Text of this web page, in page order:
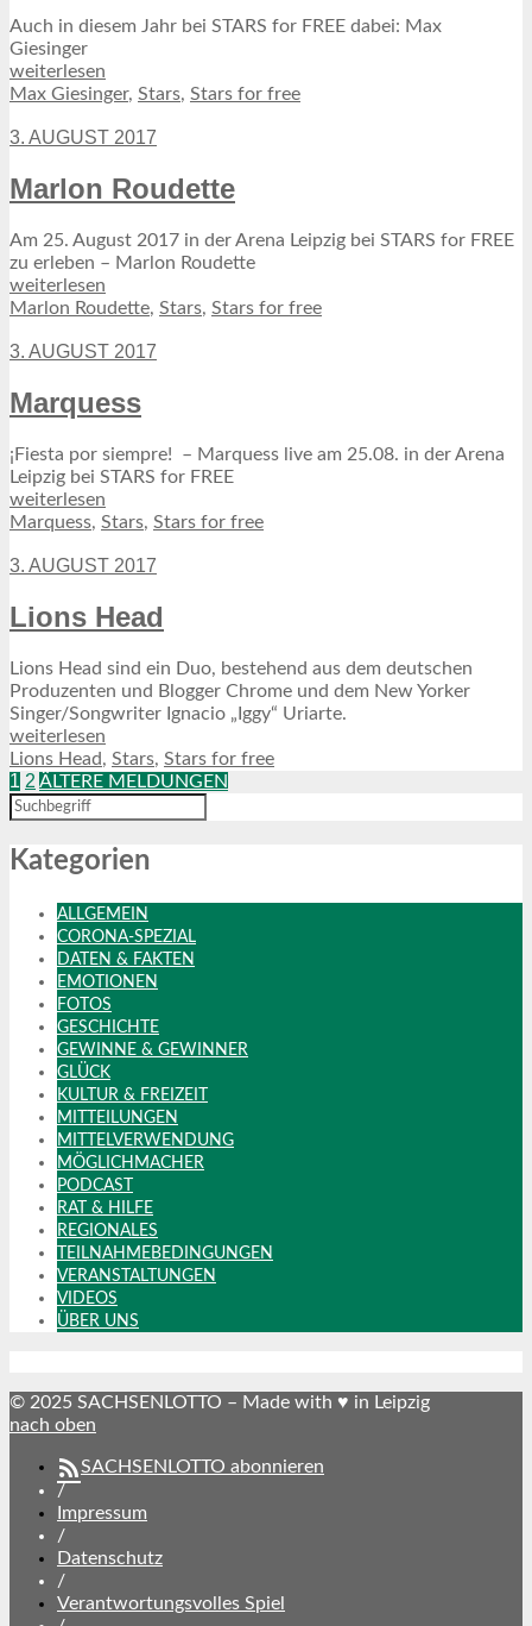
Auch in diesem Jahr bei STARS for FREE dabei: Max
Giesinger
weiterlesen
Max Giesinger, Stars, Stars for free
3. AUGUST 2017
Marlon Roudette
Am 25. August 2017 in der Arena Leipzig bei STARS for FREE
zu erleben – Marlon Roudette
weiterlesen
Marlon Roudette, Stars, Stars for free
3. AUGUST 2017
Marquess
¡Fiesta por siempre! – Marquess live am 25.08. in der Arena
Leipzig bei STARS for FREE
weiterlesen
Marquess, Stars, Stars for free
3. AUGUST 2017
Lions Head
Lions Head sind ein Duo, bestehend aus dem deutschen
Produzenten und Blogger Chrome und dem New Yorker
Singer/Songwriter Ignacio „Iggy“ Uriarte.
weiterlesen
Lions Head, Stars, Stars for free
1 2 ÄLTERE MELDUNGEN
Kategorien
ALLGEMEIN
CORONA-SPEZIAL
DATEN & FAKTEN
EMOTIONEN
FOTOS
GESCHICHTE
GEWINNE & GEWINNER
GLÜCK
KULTUR & FREIZEIT
MITTEILUNGEN
MITTELVERWENDUNG
MÖGLICHMACHER
PODCAST
RAT & HILFE
REGIONALES
TEILNAHMEBEDINGUNGEN
VERANSTALTUNGEN
VIDEOS
ÜBER UNS
© 2025 SACHSENLOTTO – Made with ♥ in Leipzig
nach oben
SACHSENLOTTO abonnieren
/
Impressum
/
Datenschutz
/
Verantwortungsvolles Spiel